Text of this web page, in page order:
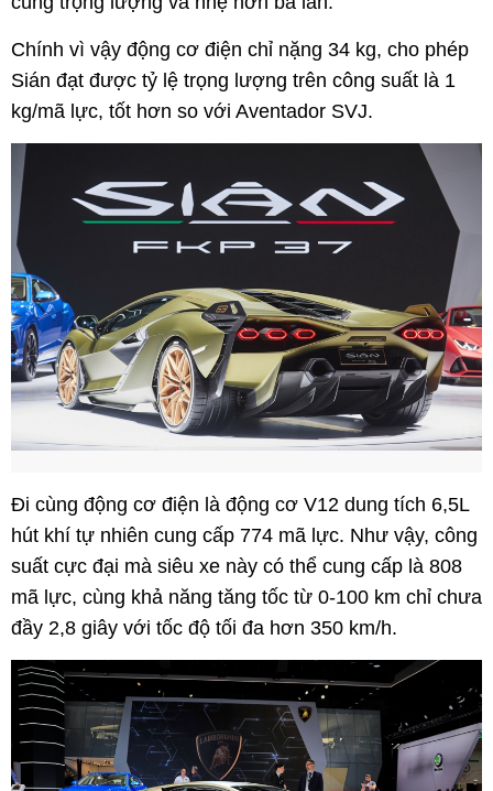
Chính vì vậy động cơ điện chỉ nặng 34 kg, cho phép
Sián đạt được tỷ lệ trọng lượng trên công suất là 1
kg/mã lực, tốt hơn so với Aventador SVJ.
Đi cùng động cơ điện là động cơ V12 dung tích 6,5L
hút khí tự nhiên cung cấp 774 mã lực. Như vậy, công
suất cực đại mà siêu xe này có thể cung cấp là 808
mã lực, cùng khả năng tăng tốc từ 0-100 km chỉ chưa
đầy 2,8 giây với tốc độ tối đa hơn 350 km/h.